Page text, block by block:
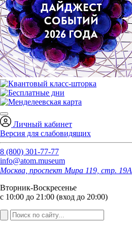
Личный кабинет
Версия для слабовидящих
8 (800) 301-77-77
info@atom.museum
Москва, проспект Мира 119, стр. 19А
Вторник-Воскресенье
с 10:00 до 21:00 (вход до 20:00)